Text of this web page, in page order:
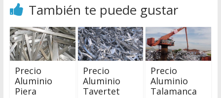
También te puede gustar
Precio
Aluminio
Piera
Precio
Aluminio
Tavertet
Precio
Aluminio
Talamanca